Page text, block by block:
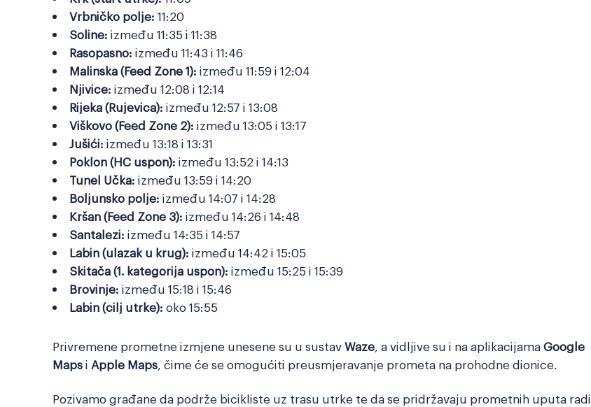
Vrbničko polje: 11:20
Soline: između 11:35 i 11:38
Rasopasno: između 11:43 i 11:46
Malinska (Feed Zone 1): između 11:59 i 12:04
Njivice: između 12:08 i 12:14
Rijeka (Rujevica): između 12:57 i 13:08
Viškovo (Feed Zone 2): između 13:05 i 13:17
Jušići: između 13:18 i 13:31
Poklon (HC uspon): između 13:52 i 14:13
Tunel Učka: između 13:59 i 14:20
Boljunsko polje: između 14:07 i 14:28
Kršan (Feed Zone 3): između 14:26 i 14:48
Santalezi: između 14:35 i 14:57
Labin (ulazak u krug): između 14:42 i 15:05
Skitača (1. kategorija uspon): između 15:25 i 15:39
Brovinje: između 15:18 i 15:46
Labin (cilj utrke): oko 15:55
Privremene prometne izmjene unesene su u sustavWaze, a vidljive su i na aplikacijamaGoogle
Mapsi Apple Maps, čime će se omogućiti preusmjeravanje prometa na prohodne dionice.
Pozivamo građane da podrže bicikliste uz trasu utrke te da se pridržavaju prometnih uputa radi